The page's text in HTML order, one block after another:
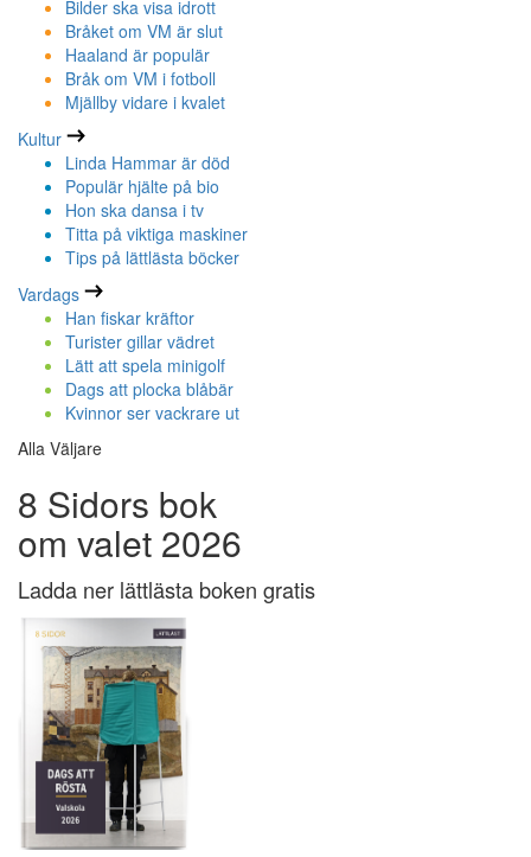
Bilder ska visa idrott
Bråket om VM är slut
Haaland är populär
Bråk om VM i fotboll
Mjällby vidare i kvalet
Kultur
Linda Hammar är död
Populär hjälte på bio
Hon ska dansa i tv
Titta på viktiga maskiner
Tips på lättlästa böcker
Vardags
Han fiskar kräftor
Turister gillar vädret
Lätt att spela minigolf
Dags att plocka blåbär
Kvinnor ser vackrare ut
Alla Väljare
8 Sidors bok
om valet 2026
Ladda ner lättlästa boken gratis